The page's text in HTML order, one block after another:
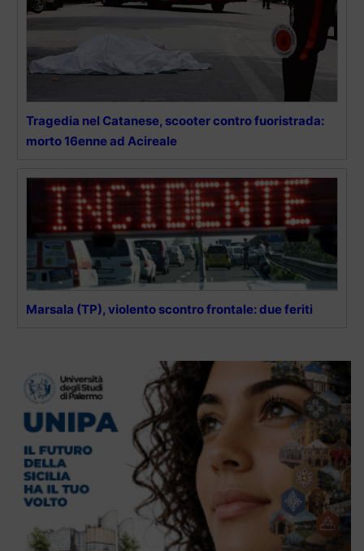
Tragedia nel Catanese, scooter contro fuoristrada:
morto 16enne ad Acireale
Marsala (TP), violento scontro frontale: due feriti